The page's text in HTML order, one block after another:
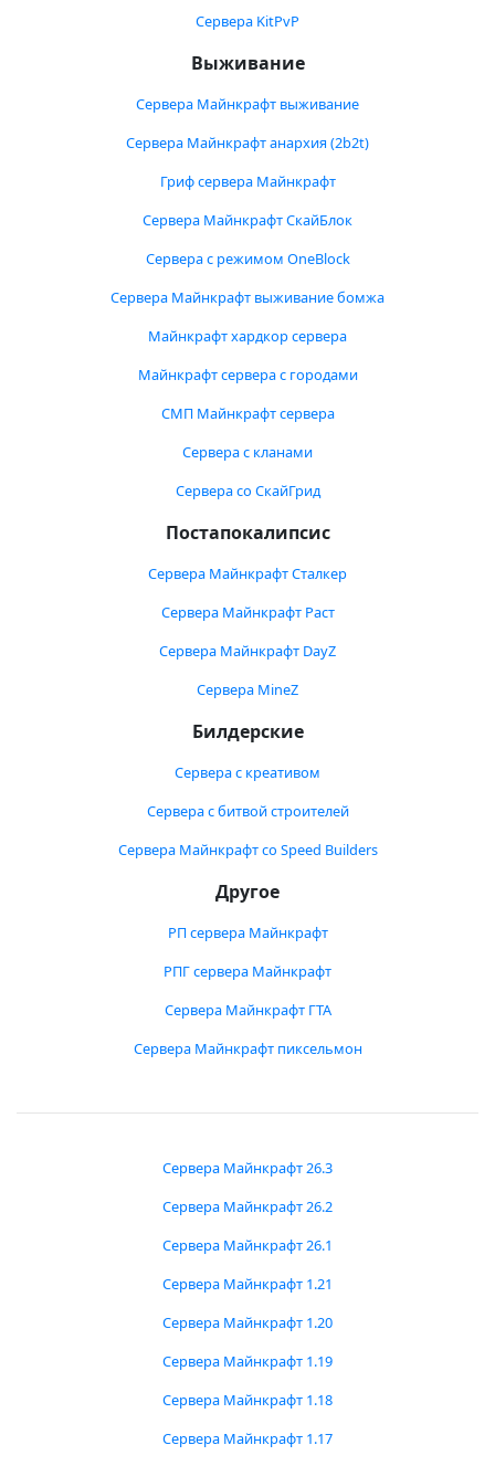
Сервера KitPvP
Выживание
Сервера Майнкрафт выживание
Сервера Майнкрафт анархия (2b2t)
Гриф сервера Майнкрафт
Сервера Майнкрафт СкайБлок
Сервера с режимом OneBlock
Сервера Майнкрафт выживание бомжа
Майнкрафт хардкор сервера
Майнкрафт сервера с городами
СМП Майнкрафт сервера
Сервера с кланами
Сервера со СкайГрид
Постапокалипсис
Сервера Майнкрафт Сталкер
Сервера Майнкрафт Раст
Сервера Майнкрафт DayZ
Сервера MineZ
Билдерские
Сервера с креативом
Сервера с битвой строителей
Сервера Майнкрафт со Speed Builders
Другое
РП сервера Майнкрафт
РПГ сервера Майнкрафт
Сервера Майнкрафт ГТА
Сервера Майнкрафт пиксельмон
Сервера Майнкрафт 26.3
Сервера Майнкрафт 26.2
Сервера Майнкрафт 26.1
Сервера Майнкрафт 1.21
Сервера Майнкрафт 1.20
Сервера Майнкрафт 1.19
Сервера Майнкрафт 1.18
Сервера Майнкрафт 1.17